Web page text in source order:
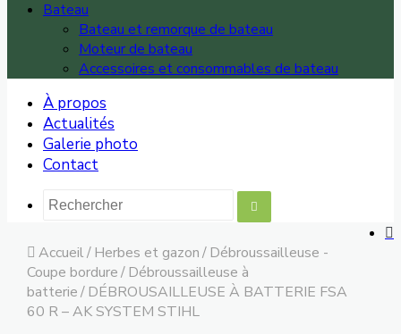
Bateau
Bateau et remorque de bateau
Moteur de bateau
Accessoires et consommables de bateau
À propos
Actualités
Galerie photo
Contact
Accueil/ Herbes et gazon/ Débroussailleuse -
Coupe bordure/ Débroussailleuse à
batterie/ DÉBROUSAILLEUSE À BATTERIE FSA
60 R – AK SYSTEM STIHL